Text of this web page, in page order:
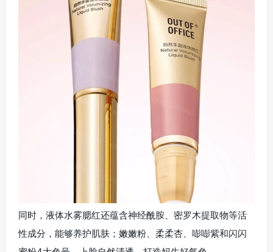
同时，液体水雾腮红还蕴含神经酰胺、密罗木提取物等活
性成分，能够养护肌肤；嫩嫩粉、柔柔杏、嘭嘭紫和闪闪